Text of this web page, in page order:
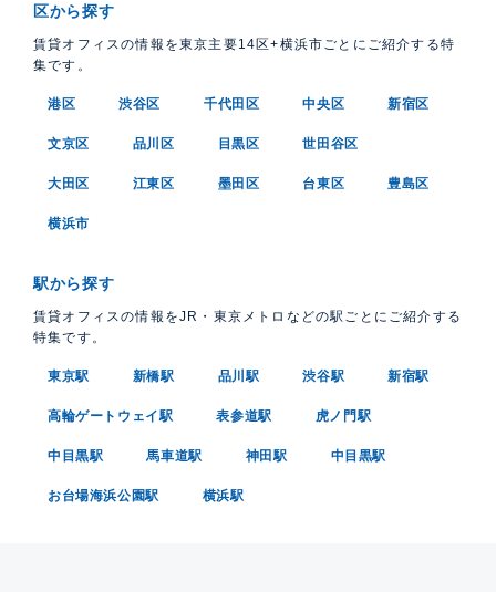
区から探す
賃貸オフィスの情報を東京主要14区+横浜市ごとにご紹介する特
集です。
港区 渋谷区 千代田区 中央区 新宿区
文京区 品川区 目黒区 世田谷区
大田区 江東区 墨田区 台東区 豊島区
横浜市
駅から探す
賃貸オフィスの情報をJR・東京メトロなどの駅ごとにご紹介する
特集です。
東京駅 新橋駅 品川駅 渋谷駅 新宿駅
高輪ゲートウェイ駅 表参道駅 虎ノ門駅
中目黒駅 馬車道駅 神田駅 中目黒駅
お台場海浜公園駅 横浜駅